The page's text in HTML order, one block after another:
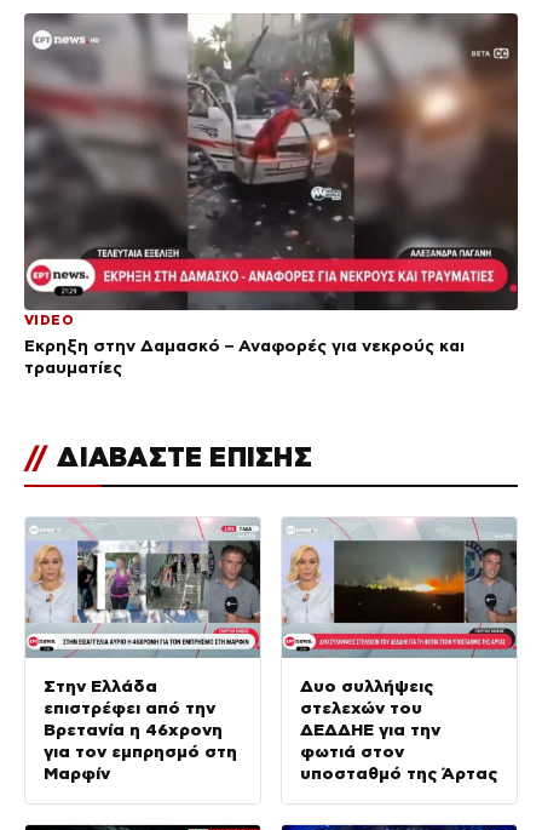
VIDEO
Έκρηξη στην Δαμασκό – Αναφορές για νεκρούς και
τραυματίες
// ΔΙΑΒΑΣΤΕ ΕΠΙΣΗΣ
Στην Ελλάδα
επιστρέφει από την
Βρετανία η 46χρονη
για τον εμπρησμό στη
Μαρφίν
Δυο συλλήψεις
στελεχών του
ΔΕΔΔΗΕ για την
φωτιά στον
υποσταθμό της Άρτας